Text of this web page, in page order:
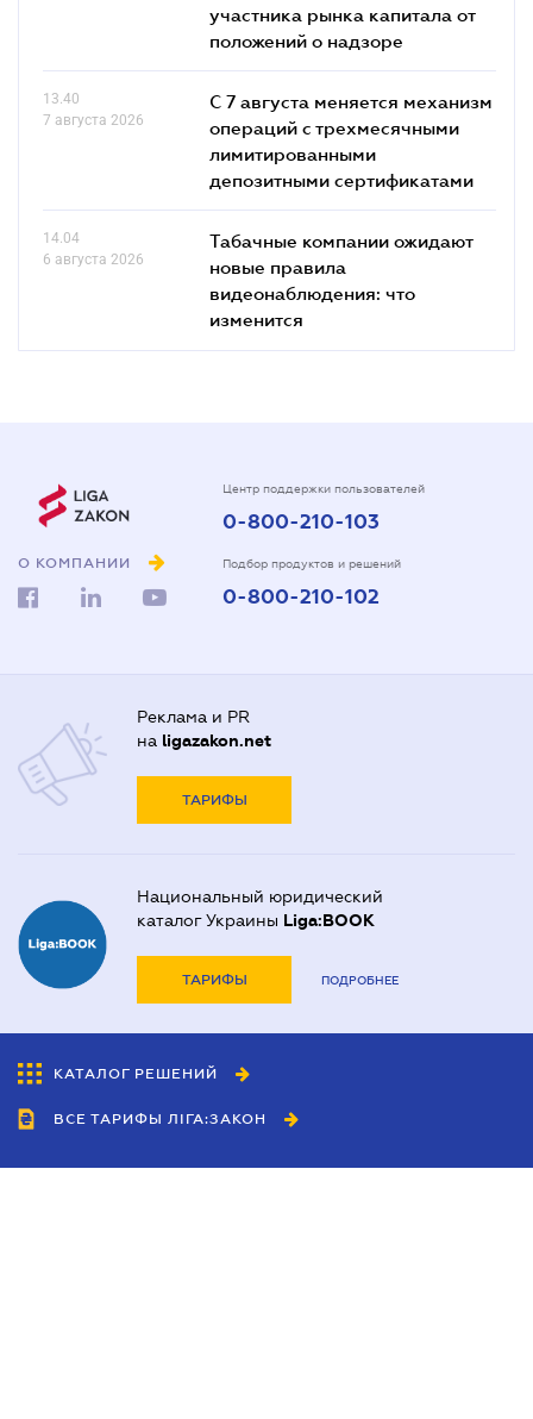
участника рынка капитала от
положений о надзоре
13.40
7 августа 2026
С 7 августа меняется механизм
операций с трехмесячными
лимитированными
депозитными сертификатами
14.04
6 августа 2026
Табачные компании ожидают
новые правила
видеонаблюдения: что
изменится
О КОМПАНИИ
Центр поддержки пользователей
0-800-210-103
Подбор продуктов и решений
0-800-210-102
Реклама и PR
на ligazakon.net
ТАРИФЫ
Национальный юридический
каталог Украины Liga:BOOK
ТАРИФЫ ПОДРОБНЕЕ
КАТАЛОГ РЕШЕНИЙ
ВСЕ ТАРИФЫ ЛІГА:ЗАКОН